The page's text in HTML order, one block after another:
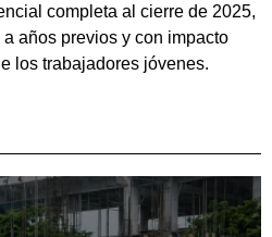
completa al cierre de 2025,
años previos y con impacto
los trabajadores jóvenes.